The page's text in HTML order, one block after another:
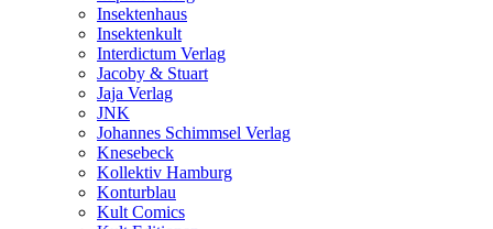
Insektenhaus
Insektenkult
Interdictum Verlag
Jacoby & Stuart
Jaja Verlag
JNK
Johannes Schimmsel Verlag
Knesebeck
Kollektiv Hamburg
Konturblau
Kult Comics